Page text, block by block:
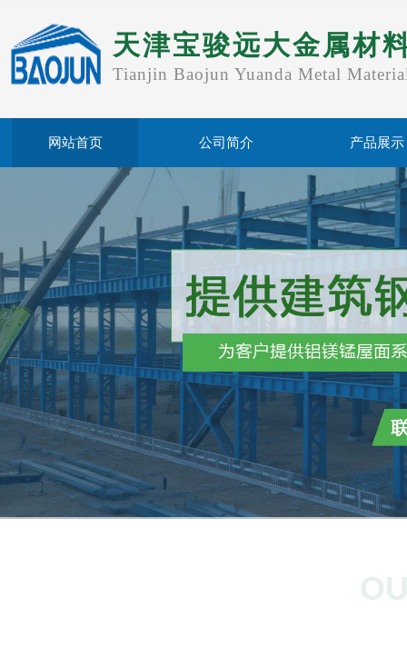
天津宝骏远大金属材
Tianjin Baojun Yuanda Metal
网站首页 公司简介 产品展示